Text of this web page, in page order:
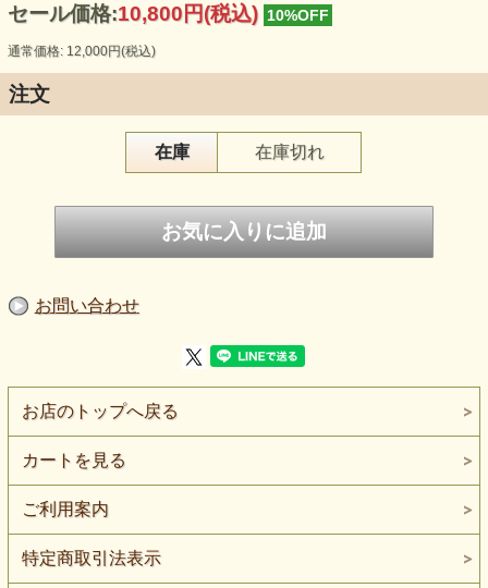
龍の彫り物が入荷しました 上質な
本翡翠で彫られた龍はどこか神秘的で
お守りとして 非常に力強い味方に
セール価格:10,800円(税込) 10%OFF
通常価格: 12,000円(税込)
注文
在庫 在庫切れ
お問い合わせ
お店のトップへ戻る
カートを見る
ご利用案内
特定商取引法表示